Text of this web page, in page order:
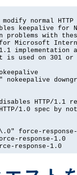
normal HTTP
keepalive for
with
Microsoft
implementation
is used on 301
nokeepalive
HTTP/1.1
1.0 spec by
force-
response-1.0
response-1.0